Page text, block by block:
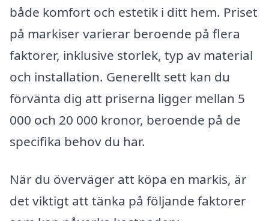
både komfort och estetik i ditt hem. Priset
på markiser varierar beroende på flera
faktorer, inklusive storlek, typ av material
och installation. Generellt sett kan du
förvänta dig att priserna ligger mellan 5
000 och 20 000 kronor, beroende på de
specifika behov du har.
När du överväger att köpa en markis, är
det viktigt att tänka på följande faktorer